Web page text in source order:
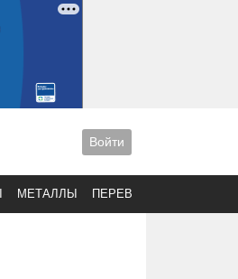
Войти
МЕТАЛЛЫ ПЕРЕВОДЫ